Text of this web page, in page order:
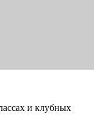
и клубных